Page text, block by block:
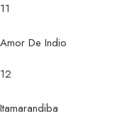
11
Amor De Indio
12
Itamarandiba